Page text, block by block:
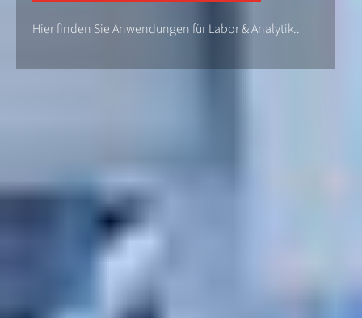
Hier finden Sie Anwendungen für Labor & Analytik..